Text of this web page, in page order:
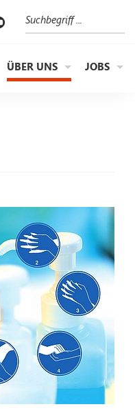
Suche
ÜBER UNS JOBS